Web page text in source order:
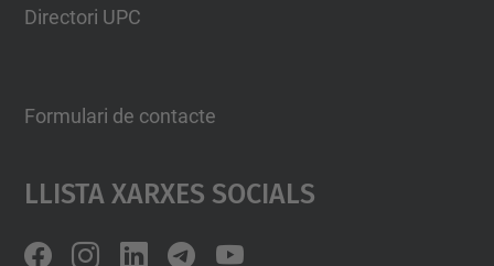
Directori UPC
Formulari de contacte
Llista Xarxes Socials